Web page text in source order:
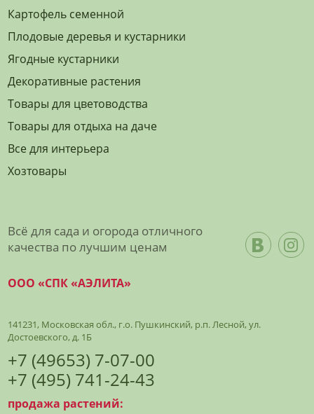
Картофель семенной
Плодовые деревья и кустарники
Ягодные кустарники
Декоративные растения
Товары для цветоводства
Товары для отдыха на даче
Все для интерьера
Хозтовары
Всё для сада и огорода отличного
качества по лучшим ценам
ООО «СПК «АЭЛИТА»
141231, Московская обл., г.о. Пушкинский, р.п. Лесной, ул.
Достоевского, д. 1Б
+7 (49653) 7-07-00
+7 (495) 741-24-43
продажа растений: